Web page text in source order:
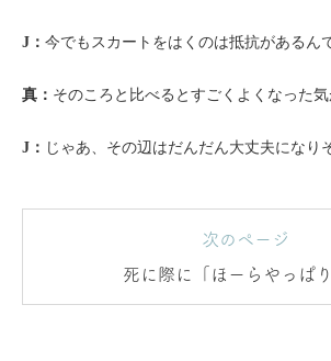
J： 今でもスカートをはくのは抵抗があるん
真： そのころと比べるとすごくよくなった気
J： じゃあ、その辺はだんだん大丈夫になり
次のページ
死に際に「ほーらやっぱ
だ！」なんて人生勿体な